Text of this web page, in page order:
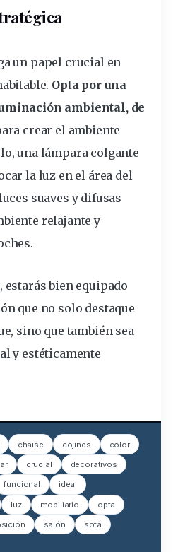
un papel crucial en
Opta por una
ambiental, de
crear el ambiente
una lámpara colgante
la luz en el área del
suaves y difusas
relajante y
estarás bien equipado
que no solo destaque
sino que también sea
y estéticamente
chaise cojines color
crucial decorativos
funcional ideal
luz mobiliario opta
salón sofá